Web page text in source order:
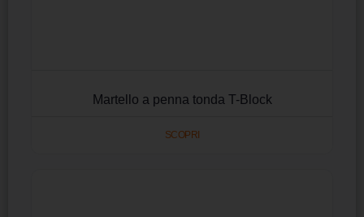
Martello a penna tonda T-Block
SCOPRI